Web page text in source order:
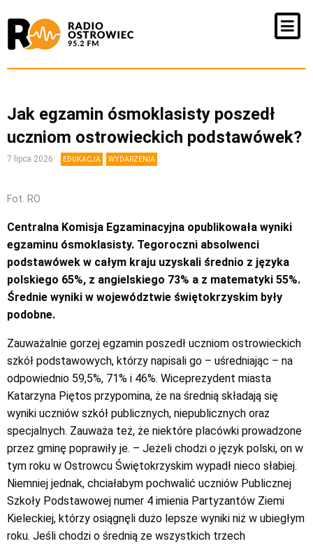
Jak egzamin ósmoklasisty poszedł
uczniom ostrowieckich podstawówek?
7 lipca 2026 EDUKACJA WYDARZENIA
Fot. RO
Centralna Komisja Egzaminacyjna opublikowała wyniki
egzaminu ósmoklasisty. Tegoroczni absolwenci
podstawówek w całym kraju uzyskali średnio z języka
polskiego 65%, z angielskiego 73% a z matematyki 55%.
Średnie wyniki w województwie świętokrzyskim były
podobne.
Zauważalnie gorzej egzamin poszedł uczniom ostrowieckich
szkół podstawowych, którzy napisali go – uśredniając – na
odpowiednio 59,5%, 71% i 46%. Wiceprezydent miasta
Katarzyna Piętos przypomina, że na średnią składają się
wyniki uczniów szkół publicznych, niepublicznych oraz
specjalnych. Zauważa też, że niektóre placówki prowadzone
przez gminę poprawiły je. – Jeżeli chodzi o język polski, on w
tym roku w Ostrowcu Świętokrzyskim wypadł nieco słabiej.
Niemniej jednak, chciałabym pochwalić uczniów Publicznej
Szkoły Podstawowej numer 4 imienia Partyzantów Ziemi
Kieleckiej, którzy osiągnęli dużo lepsze wyniki niż w ubiegłym
roku. Jeśli chodzi o średnią ze wszystkich trzech